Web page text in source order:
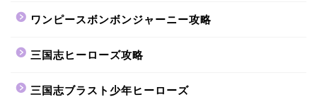
ワンピースボンボンジャーニー攻略
三国志ヒーローズ攻略
三国志ブラスト少年ヒーローズ